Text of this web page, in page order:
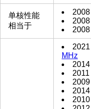
单核性能
相当于
2008
2008
2008
2021
MHz
2014
2011
2009
2014
2010